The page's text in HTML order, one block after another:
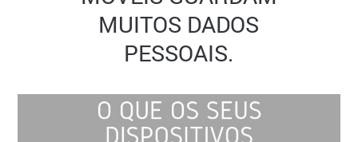
MUITOS DADOS
PESSOAIS.